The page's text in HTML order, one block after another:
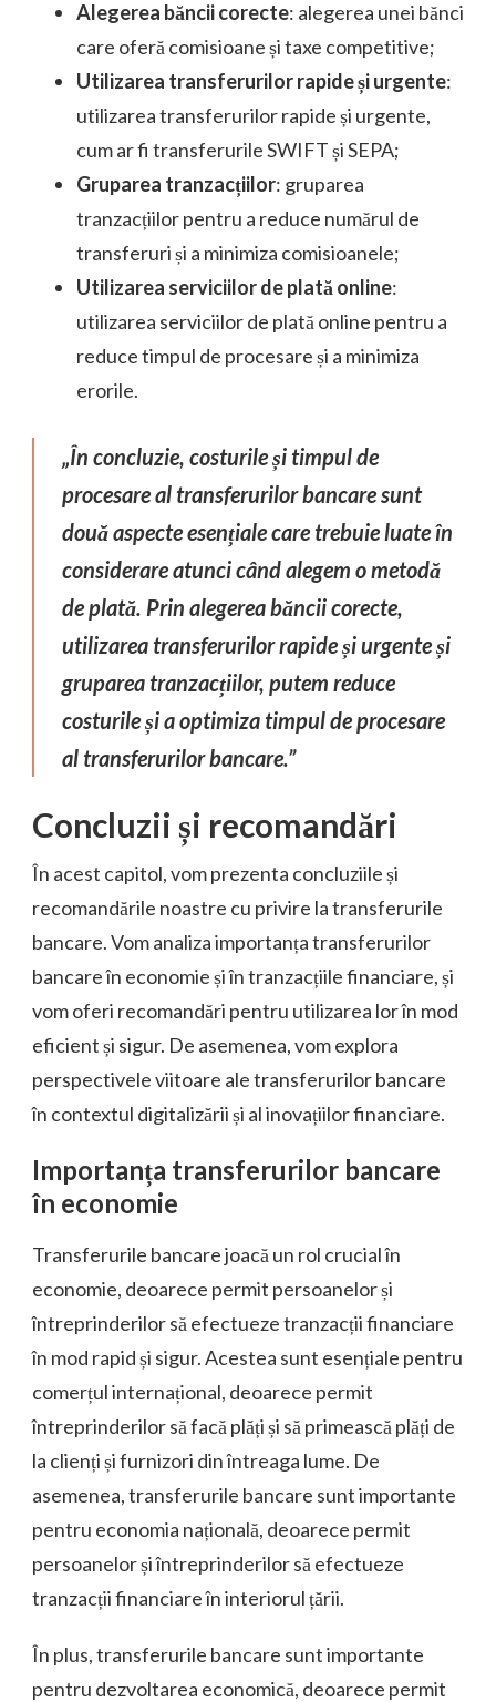
Alegerea băncii corecte: alegerea unei bănci
care oferă comisioane și taxe competitive;
Utilizarea transferurilor rapide și urgente:
utilizarea transferurilor rapide și urgente,
cum ar fi transferurile SWIFT și SEPA;
Gruparea tranzacțiilor: gruparea
tranzacțiilor pentru a reduce numărul de
transferuri și a minimiza comisioanele;
Utilizarea serviciilor de plată online:
utilizarea serviciilor de plată online pentru a
reduce timpul de procesare și a minimiza
erorile.
„În concluzie, costurile și timpul de
procesare al transferurilor bancare sunt
două aspecte esențiale care trebuie luate în
considerare atunci când alegem o metodă
de plată. Prin alegerea băncii corecte,
utilizarea transferurilor rapide și urgente și
gruparea tranzacțiilor, putem reduce
costurile și a optimiza timpul de procesare
al transferurilor bancare.”
Concluzii și recomandări
În acest capitol, vom prezenta concluziile și
recomandările noastre cu privire la transferurile
bancare. Vom analiza importanța transferurilor
bancare în economie și în tranzacțiile financiare, și
vom oferi recomandări pentru utilizarea lor în mod
eficient și sigur. De asemenea, vom explora
perspectivele viitoare ale transferurilor bancare
în contextul digitalizării și al inovațiilor financiare.
Importanța transferurilor bancare
în economie
Transferurile bancare joacă un rol crucial în
economie, deoarece permit persoanelor și
întreprinderilor să efectueze tranzacții financiare
în mod rapid și sigur. Acestea sunt esențiale pentru
comerțul internațional, deoarece permit
întreprinderilor să facă plăți și să primească plăți de
la clienți și furnizori din întreaga lume. De
asemenea, transferurile bancare sunt importante
pentru economia națională, deoarece permit
persoanelor și întreprinderilor să efectueze
tranzacții financiare în interiorul țării.
În plus, transferurile bancare sunt importante
pentru dezvoltarea economică, deoarece permit